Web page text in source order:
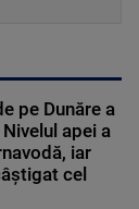
pe Dunăre a
apei a
iar
cel